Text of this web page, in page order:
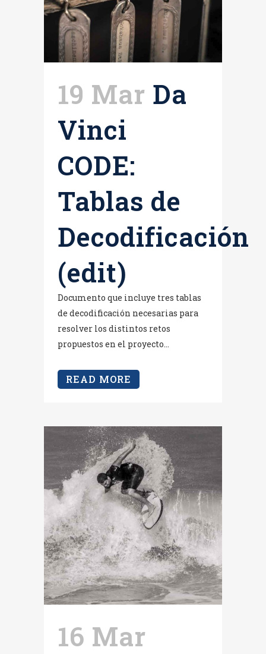
19 Mar Da
Vinci
CODE:
Tablas de
Decodificación
(edit)
Documento que incluye tres tablas
de decodificación necesarias para
resolver los distintos retos
propuestos en el proyecto...
READ MORE
16 Mar